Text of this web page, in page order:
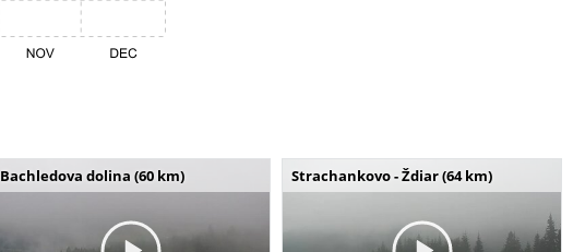
Bachledova dolina (60 km) Strachankovo - Ždiar (64 km)